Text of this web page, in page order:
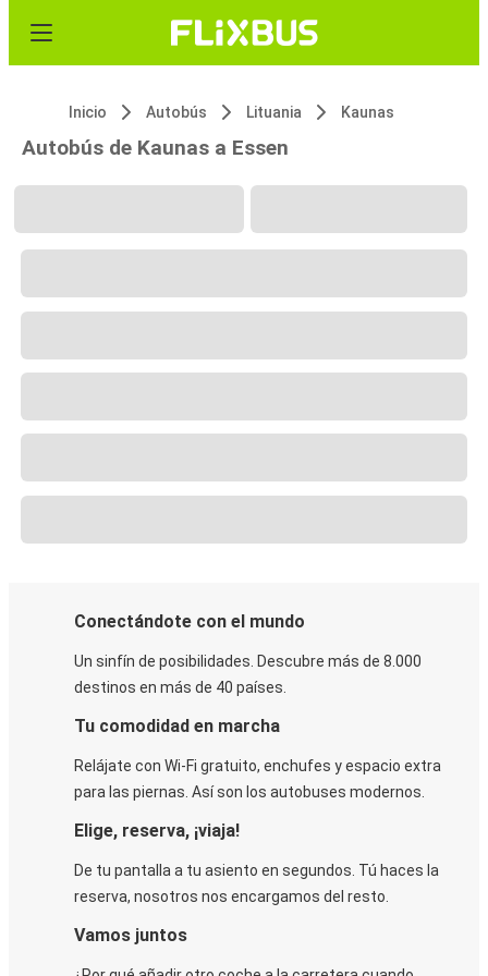
Inicio Autobús Lituania Kaunas
Autobús de Kaunas a Essen
Conectándote con el mundo
Un sinfín de posibilidades. Descubre más de 8.000
destinos en más de 40 países.
Tu comodidad en marcha
Relájate con Wi-Fi gratuito, enchufes y espacio extra
para las piernas. Así son los autobuses modernos.
Elige, reserva, ¡viaja!
De tu pantalla a tu asiento en segundos. Tú haces la
reserva, nosotros nos encargamos del resto.
Vamos juntos